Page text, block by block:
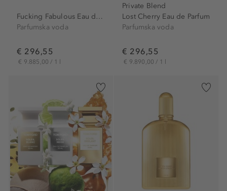
Fucking Fabulous Eau de Parfum
Parfumska voda
€ 296,55
€ 9.885,00 / 1 l
Private Blend
Lost Cherry Eau de Parfum
Parfumska voda
€ 296,55
€ 9.890,00 / 1 l